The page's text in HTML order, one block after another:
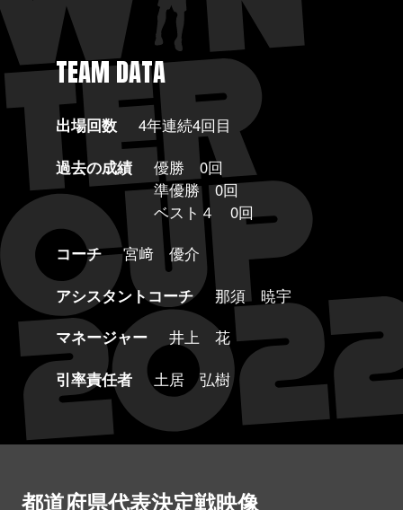
TEAM DATA
出場回数
4年連続4回目
過去の成績
優勝 0回
準優勝 0回
ベスト４ 0回
コーチ
宮﨑 優介
アシスタントコーチ
那須 暁宇
マネージャー
井上 花
引率責任者
土居 弘樹
都道府県代表決定戦映像